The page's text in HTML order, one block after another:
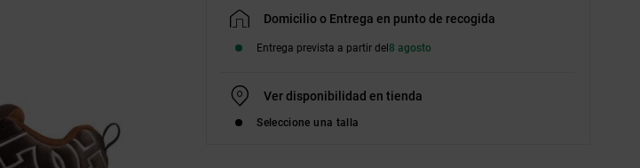
Domicilio o Entrega en punto de recogida
Entrega prevista a partir del8 agosto
Ver disponibilidad en tienda
Seleccione una talla